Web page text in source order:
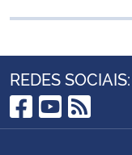
REDES SOCIAIS:
Facebook
RSS